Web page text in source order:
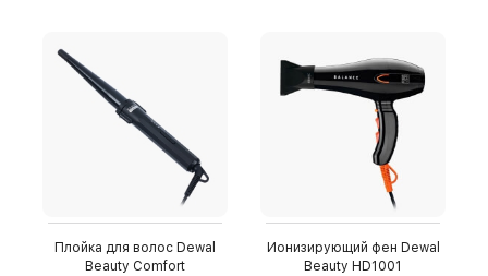
Плойка для волос Dewal
Beauty Comfort
Ионизирующий фен Dewal
Beauty HD1001